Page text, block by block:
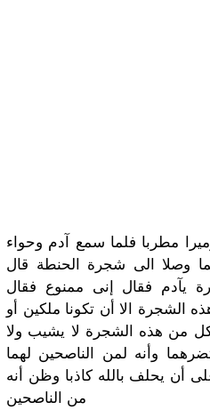
مطربا فلما سمع آدم وحواء
وصلا الى شجرة الحنطة قال
يآدم فقال إنى ممنوع فقال
الشجرة الا أن تكونا ملكين أو
من هذه الشجرة لا يشيب ولا
وأنه لمن الناصحين لهما
أن يحلف بالله كاذبا وظن أنه
من الناصحين